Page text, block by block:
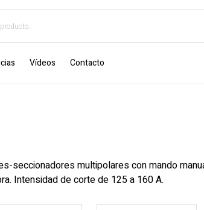
Vídeos Contacto
seccionadores multipolares con mando
Intensidad de corte de 125 a 160 A.